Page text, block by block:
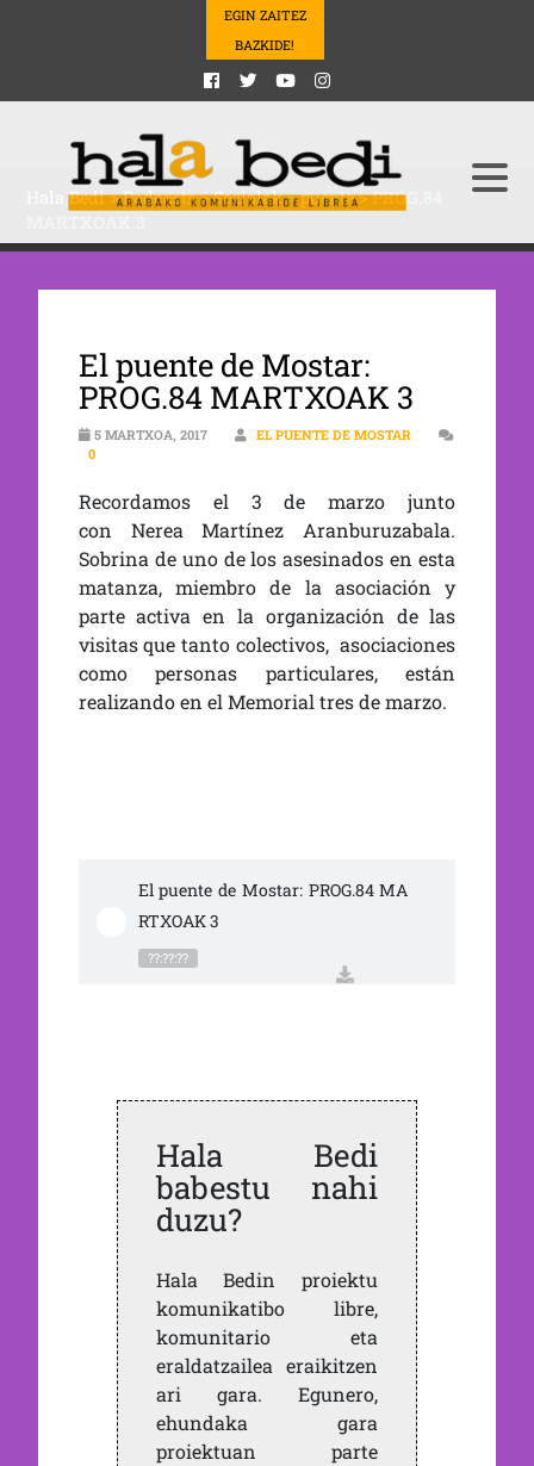
EGIN ZAITEZ
BAZKIDE!
Hala Bedi>Podcasts>Sozialak>puente>PROG.84
El puente de Mostar:
PROG.84 MARTXOAK 3
5 MARTXOA, 2017
EL PUENTE DE MOSTAR
0
Recordamos el 3 de marzo junto
con Nerea Martínez Aranburuzabala.
Sobrina de uno de los asesinados en esta
matanza, miembro de la asociación y
parte activa en la organización de las
visitas que tanto colectivos, asociaciones
como personas particulares, están
realizando en el Memorial tres de marzo.
El puente de Mostar: PROG.84 MA
RTXOAK 3
??:??:??
Hala Bedi
babestu nahi
duzu?
Hala Bedin proiektu
komunikatibo libre,
komunitario eta
eraldatzailea eraikitzen
ari gara. Egunero,
ehundaka gara
proiektuan parte